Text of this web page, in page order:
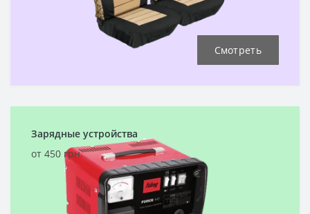
Смотреть
Зарядные устройства
от 450 грн.